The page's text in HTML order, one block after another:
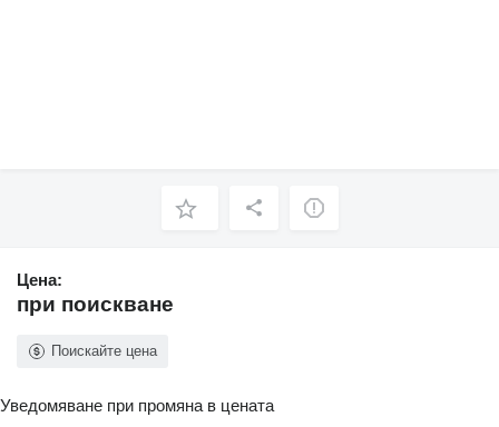
Цена:
при поискване
Поискайте цена
Уведомяване при промяна в цената